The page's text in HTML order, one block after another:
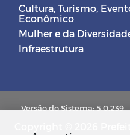
Cultura, Turismo,
Econômico
Mulher e da
Infraestrutura
Versão do Sistema: 5.0.239